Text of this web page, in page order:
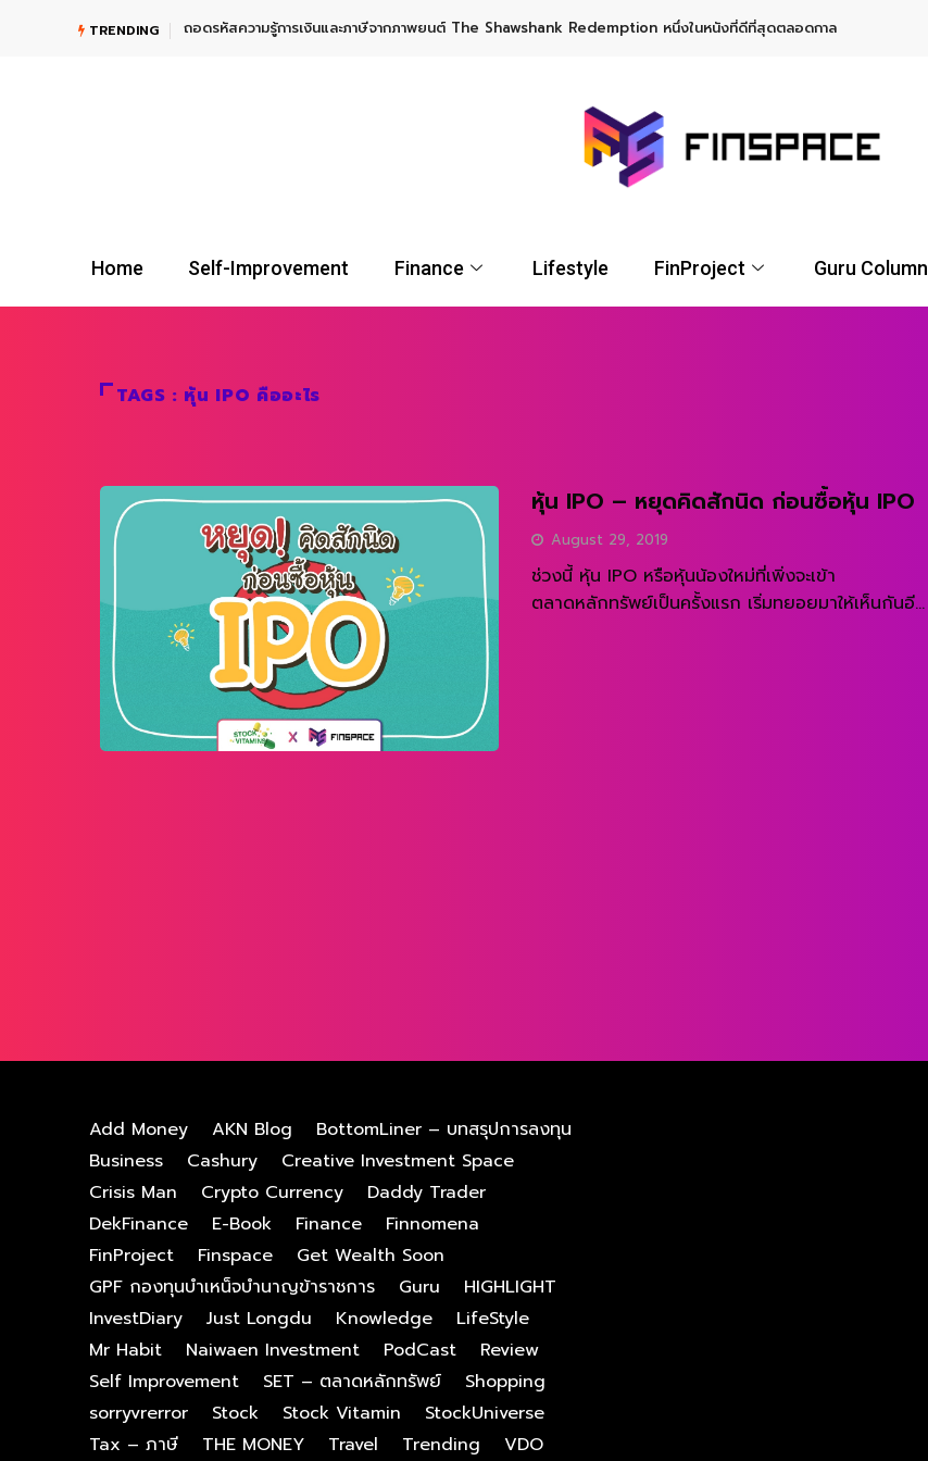
TRENDING ถอดรหัสความรู้การเงินและภาษีจากภาพยนต์ The Shawshank Redemption หนึ่งในหนังที่ดีที่สุดตลอดกาล
Home Self-Improvement Finance Lifestyle FinProject Guru Column
TAGS : หุ้น IPO คืออะไร
หุ้น IPO – หยุดคิดสักนิด ก่อนซื้อหุ้น IPO
August 29, 2019
ช่วงนี้ หุ้น IPO หรือหุ้นน้องใหม่ที่เพิ่งจะเข้า
ตลาดหลักทรัพย์เป็นครั้งแรก เริ่มทยอยมาให้เห็นกันอีก
Add Money AKN Blog
BottomLiner – บทสรุปการลงทุน
Business
Cashury
Creative Investment Space
Crisis Man
Crypto Currency
Daddy Trader
DekFinance
E-Book Finance
Finnomena
FinProject
Finspace
Get Wealth Soon
GPF กองทุนบําเหน็จบํานาญข้าราชการ
Guru
HIGHLIGHT
InvestDiary
Just Longdu Knowledge
LifeStyle
Mr Habit
Naiwaen Investment PodCast
Review
Self Improvement
SET – ตลาดหลักทรัพย์
Shopping
sorryvrerror
Stock Stock Vitamin
StockUniverse
Tax – ภาษี
THE MONEY Travel Trending VDO